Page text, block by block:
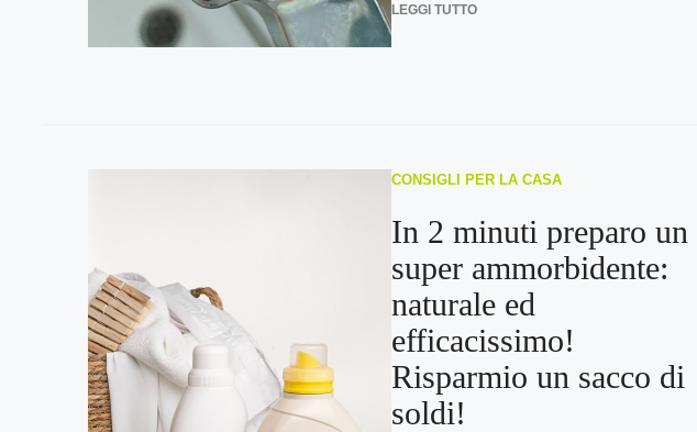
LEGGI TUTTO
CONSIGLI PER LA CASA
In 2 minuti preparo un
super ammorbidente:
naturale ed
efficacissimo!
Risparmio un sacco di
soldi!